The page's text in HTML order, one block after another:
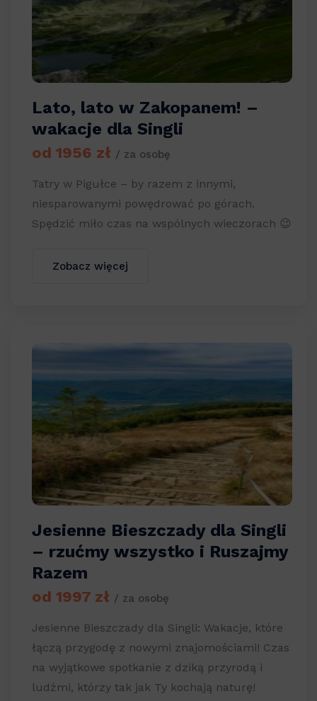
Lato, lato w Zakopanem! –
wakacje dla Singli
od 1956 zł / za osobę
Tatry w Pigułce – by razem z innymi,
niesparowanymi powędrować po górach.
Spędzić miło czas na wspólnych wieczorach 😉
Zobacz więcej
Jesienne Bieszczady dla Singli
– rzućmy wszystko i Ruszajmy
Razem
od 1997 zł / za osobę
Jesienne Bieszczady dla Singli: Wakacje, które
łączą przygodę z nowymi znajomościami! Czas
na wyjątkowe spotkanie z dziką przyrodą i
ludźmi, którzy tak jak Ty kochają naturę!